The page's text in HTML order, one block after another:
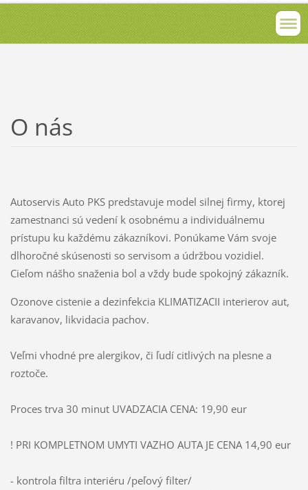
O nás
Autoservis Auto PKS predstavuje model silnej firmy, ktorej
zamestnanci sú vedení k osobnému a individuálnemu
prístupu ku každému zákazníkovi. Ponúkame Vám svoje
dlhoročné skúsenosti so servisom a údržbou vozidiel.
Cieľom nášho snaženia bol a vždy bude spokojný zákazník.
Ozonove cistenie a dezinfekcia KLIMATIZACII interierov aut,
karavanov, likvidacia pachov.
Veľmi vhodné pre alergikov, či ľudí citlivých na plesne a
roztoče.
Proces trva 30 minut UVADZACIA CENA: 19,90 eur
! PRI KOMPLETNOM UMYTI VAZHO AUTA JE CENA 14,90 eur
- kontrola filtra interiéru /peľový filter/